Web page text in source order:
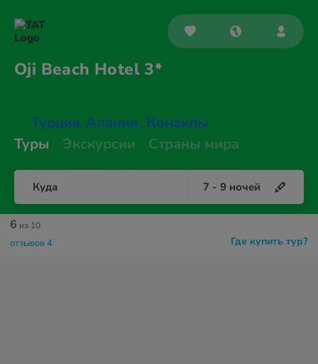
Oji Beach Hotel 3*
Турция, Алания , Конаклы
Туры
Экскурсии Страны мира
Куда 7 - 9 ночей
Где купить тур?
6 из 10
отзывов 4